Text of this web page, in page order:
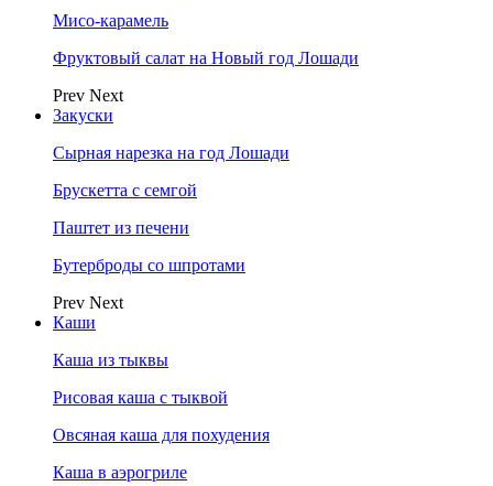
Мисо-карамель
Фруктовый салат на Новый год Лошади
Prev Next
Закуски
Сырная нарезка на год Лошади
Брускетта с семгой
Паштет из печени
Бутерброды со шпротами
Prev Next
Каши
Каша из тыквы
Рисовая каша с тыквой
Овсяная каша для похудения
Каша в аэрогриле